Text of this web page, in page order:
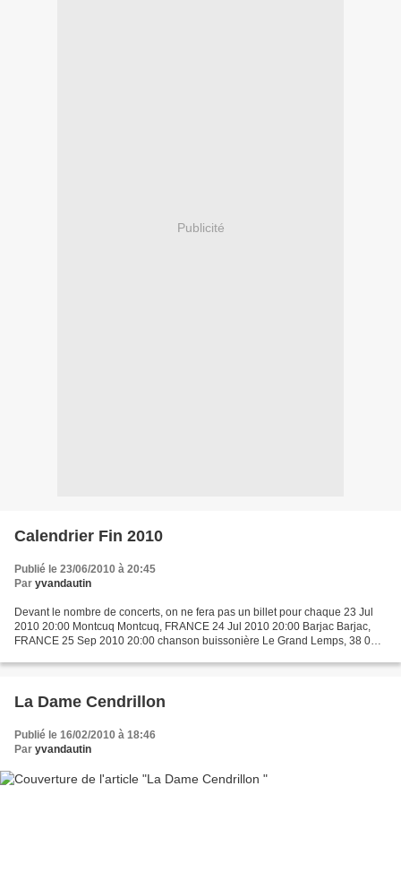
Publicité
Calendrier Fin 2010
Publié le 23/06/2010 à 20:45
Par yvandautin
Devant le nombre de concerts, on ne fera pas un billet pour chaque 23 Jul
2010 20:00 Montcuq Montcuq, FRANCE 24 Jul 2010 20:00 Barjac Barjac,
FRANCE 25 Sep 2010 20:00 chanson buissonière Le Grand Lemps, 38 02
La Dame Cendrillon
Publié le 16/02/2010 à 18:46
Par yvandautin